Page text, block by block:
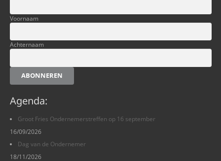
Voornaam
Achternaam
ABONNEREN
Agenda:
Groot Fries Ondernemerstreffen op 16 september
16/09/2026
Dag van de Ondernemer
18/11/2026